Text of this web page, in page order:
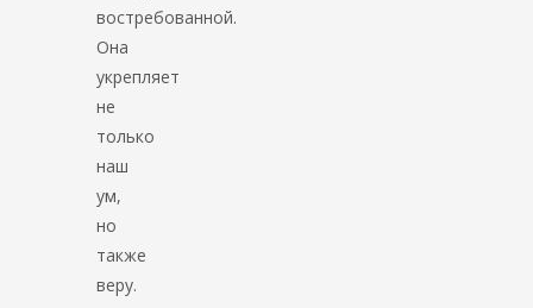
востребованной.
Она
укрепляет
не
только
наш
ум,
но
также
веру.